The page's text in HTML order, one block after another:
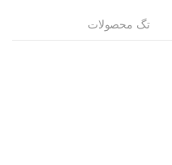
تگ محصولات